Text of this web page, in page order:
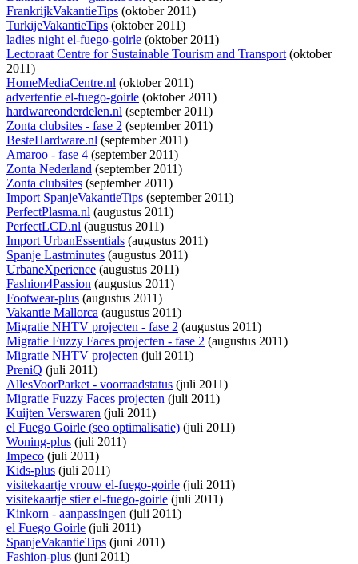
FrankrijkVakantieTips (oktober 2011)
TurkijeVakantieTips (oktober 2011)
ladies night el-fuego-goirle (oktober 2011)
Lectoraat Centre for Sustainable Tourism and Transport(oktober
2011)
HomeMediaCentre.nl (oktober 2011)
advertentie el-fuego-goirle (oktober 2011)
hardwareonderdelen.nl (september 2011)
Zonta clubsites - fase 2 (september 2011)
BesteHardware.nl (september 2011)
Amaroo - fase 4 (september 2011)
Zonta Nederland (september 2011)
Zonta clubsites (september 2011)
Import SpanjeVakantieTips (september 2011)
PerfectPlasma.nl (augustus 2011)
PerfectLCD.nl (augustus 2011)
Import UrbanEssentials (augustus 2011)
Spanje Lastminutes (augustus 2011)
UrbaneXperience (augustus 2011)
Fashion4Passion (augustus 2011)
Footwear-plus (augustus 2011)
Vakantie Mallorca (augustus 2011)
Migratie NHTV projecten - fase 2 (augustus 2011)
Migratie Fuzzy Faces projecten - fase 2 (augustus 2011)
Migratie NHTV projecten (juli 2011)
PreniQ (juli 2011)
AllesVoorParket - voorraadstatus (juli 2011)
Migratie Fuzzy Faces projecten (juli 2011)
Kuijten Verswaren (juli 2011)
el Fuego Goirle (seo optimalisatie) (juli 2011)
Woning-plus (juli 2011)
Impeco (juli 2011)
Kids-plus (juli 2011)
visitekaartje vrouw el-fuego-goirle (juli 2011)
visitekaartje stier el-fuego-goirle (juli 2011)
Kinkorn - aanpassingen (juli 2011)
el Fuego Goirle (juli 2011)
SpanjeVakantieTips (juni 2011)
Fashion-plus (juni 2011)